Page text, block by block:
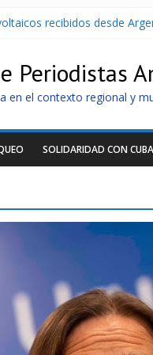
recibidos desde
Cuba apuntan a la
para que no se venda
Periodistas
en el contexto regional y
SOLIDARIDAD CON CUBA